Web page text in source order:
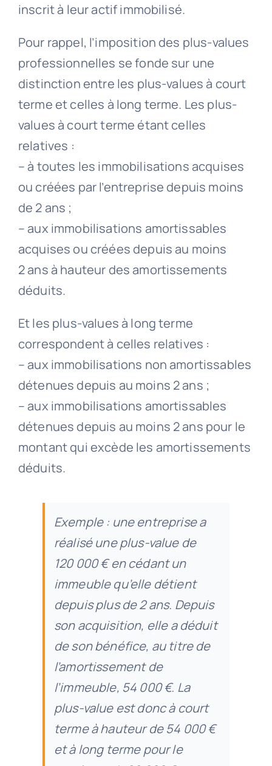
inscrit à leur actif immobilisé.
Pour rappel, l’imposition des plus-values
professionnelles se fonde sur une
distinction entre les plus-values à court
terme et celles à long terme. Les plus-
values à court terme étant celles
relatives :
– à toutes les immobilisations acquises
ou créées par l’entreprise depuis moins
de 2 ans ;
– aux immobilisations amortissables
acquises ou créées depuis au moins
2 ans à hauteur des amortissements
déduits.
Et les plus-values à long terme
correspondent à celles relatives :
– aux immobilisations non amortissables
détenues depuis au moins 2 ans ;
– aux immobilisations amortissables
détenues depuis au moins 2 ans pour le
montant qui excède les amortissements
déduits.
Exemple : une entreprise a
réalisé une plus-value de
120 000 € en cédant un
immeuble qu’elle détient
depuis plus de 2 ans. Depuis
son acquisition, elle a déduit
de son bénéfice, au titre de
l’amortissement de
l’immeuble, 54 000 €. La
plus-value est donc à court
terme à hauteur de 54 000 €
et à long terme pour le